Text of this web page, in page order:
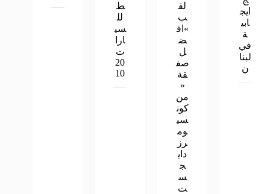
ايج
ابي
ة
في
لبنا
ن
لق
ب
»اف
ض
ل
صف
قة
«
من
كون
سي
وم
رز
داي
ج
س
ت
ط
لل
سي
ارا
ت
20
10